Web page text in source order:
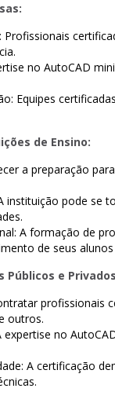
Profissionais
no AutoCAD
Equipes
de Ensino:
a preparação
instituição pode se
A formação de
de seus
Públicos e
profissionais
outros.
expertise no
A certificação